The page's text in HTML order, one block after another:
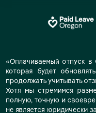
«Оплачиваемый отпуск
которая будет
продолжать учитывать
Хотя мы стремимся
полную, точную и
не является юридически